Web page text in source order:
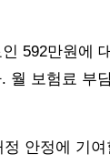
592만원에
월 보험료 부
안정에 기